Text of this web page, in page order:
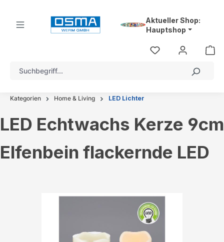
Aktueller Shop:
Hauptshop
Kategorien Home & Living LED Lichter
LED Echtwachs Kerze 9cm
Elfenbein flackernde LED
Bildergalerie überspringen